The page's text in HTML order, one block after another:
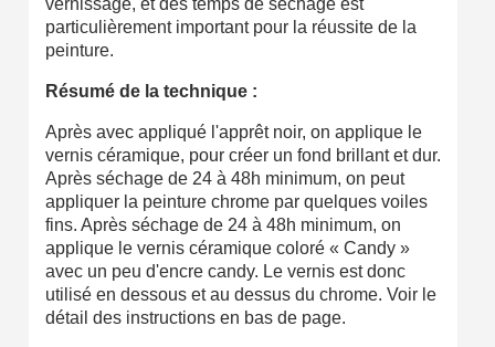
vernissage, et des temps de séchage est
particulièrement important pour la réussite de la
peinture.
Résumé de la technique :
Après avec appliqué l'apprêt noir, on applique le
vernis céramique, pour créer un fond brillant et dur.
Après séchage de 24 à 48h minimum, on peut
appliquer la peinture chrome par quelques voiles
fins. Après séchage de 24 à 48h minimum, on
applique le vernis céramique coloré « Candy »
avec un peu d'encre candy. Le vernis est donc
utilisé en dessous et au dessus du chrome. Voir le
détail des instructions en bas de page.